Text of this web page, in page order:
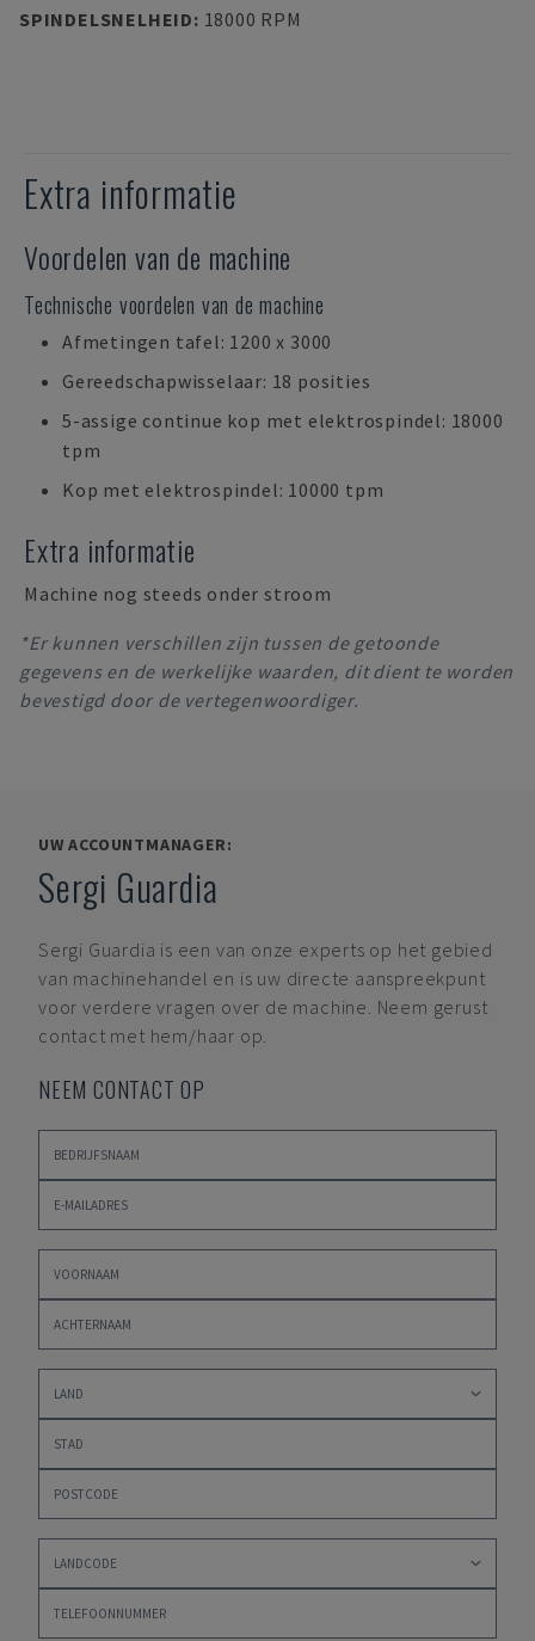
SPINDELSNELHEID: 18000 RPM
Extra informatie
Voordelen van de machine
Technische voordelen van de machine
Afmetingen tafel: 1200 x 3000
Gereedschapwisselaar: 18 posities
5-assige continue kop met elektrospindel: 18000
tpm
Kop met elektrospindel: 10000 tpm
Extra informatie
Machine nog steeds onder stroom
*Er kunnen verschillen zijn tussen de getoonde
gegevens en de werkelijke waarden, dit dient te worden
bevestigd door de vertegenwoordiger.
UW ACCOUNTMANAGER:
Sergi Guardia
Sergi Guardia is een van onze experts op het gebied
van machinehandel en is uw directe aanspreekpunt
voor verdere vragen over de machine. Neem gerust
contact met hem/haar op.
NEEM CONTACT OP